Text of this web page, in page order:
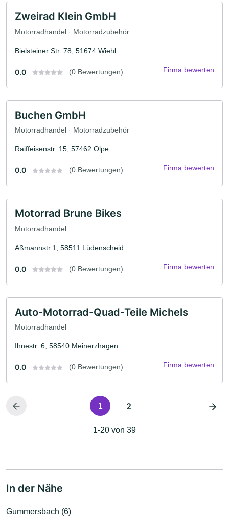
Zweirad Klein GmbH
Motorradhandel · Motorradzubehör
Bielsteiner Str. 78, 51674 Wiehl
0.0 (0 Bewertungen) Firma bewerten
Buchen GmbH
Motorradhandel · Motorradzubehör
Raiffeisenstr. 15, 57462 Olpe
0.0 (0 Bewertungen) Firma bewerten
Motorrad Brune Bikes
Motorradhandel
Aßmannstr.1, 58511 Lüdenscheid
0.0 (0 Bewertungen) Firma bewerten
Auto-Motorrad-Quad-Teile Michels
Motorradhandel
Ihnestr. 6, 58540 Meinerzhagen
0.0 (0 Bewertungen) Firma bewerten
1 2
1-20 von 39
In der Nähe
Gummersbach (6)